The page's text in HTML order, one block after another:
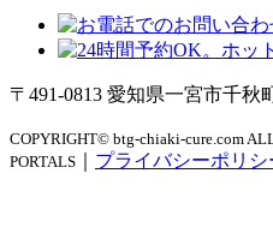
〒491-0813 愛知県一宮市千秋
COPYRIGHT© btg-chiaki-cure.com
PORTALS
プライバシーポリシ